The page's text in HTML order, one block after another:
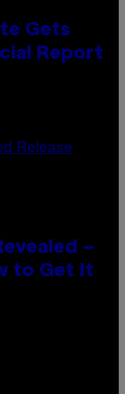
Gets
Report
–
to Get It